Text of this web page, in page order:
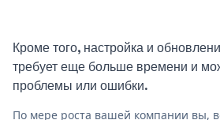
Кроме того, настройка и
требует еще больше времени и
проблемы или ошибки.
По мере роста вашей компании вы,